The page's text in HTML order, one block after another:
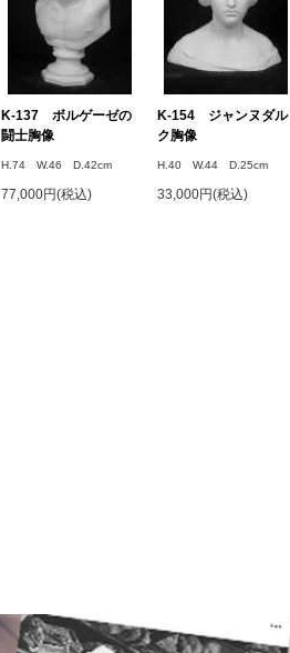
K-137 ボルゲーゼの
闘士胸像
H.74 W.46 D.42cm
77,000円(税込)
K-154 ジャンヌダル
ク胸像
H.40 W.44 D.25cm
33,000円(税込)